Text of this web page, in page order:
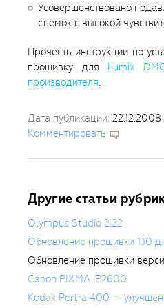
Усовершенствовано
съемок с высокой
Прочесть инструкции по
прошивку для Lumix
производителя.
Дата публикации: 22.12.2008
Комментировать
Другие статьи
Olympus Studio 2.22
Обновление прошивки 1.10
Обновление прошивки
Canon PIXMA iP2600
Kodak Portra 400 —